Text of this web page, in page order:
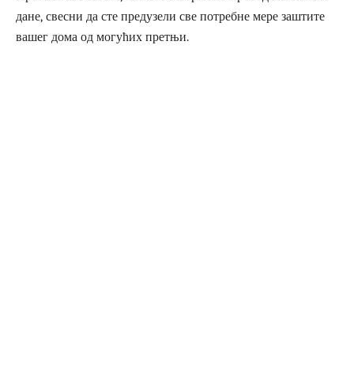
дане, свесни да сте предузели све потребне мере заштите
вашег дома од могућих претњи.